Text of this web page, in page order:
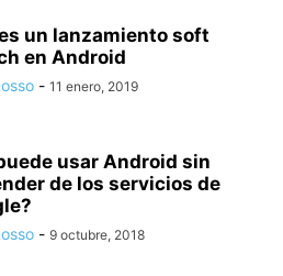
un lanzamiento soft
en Android
- 11 enero, 2019
usar Android sin
de los servicios de
- 9 octubre, 2018